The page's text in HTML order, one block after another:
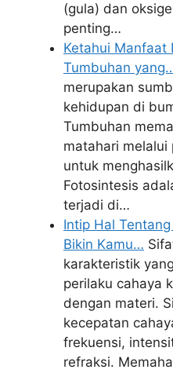
(gula) dan
penting…
Ketahui Manfaat
Tumbuhan
merupakan
kehidupan di
Tumbuhan
matahari
untuk
Fotosintesis
terjadi di…
Intip Hal
Bikin Kamu…
karakteristik
perilaku cahaya
dengan materi.
kecepatan
frekuensi,
refraksi.